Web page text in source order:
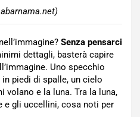
Senza pensarci
dettagli, basterà capire
Uno specchio
in piedi di spalle, un cielo
volano e la luna. Tra la luna,
e gli uccellini, cosa noti per